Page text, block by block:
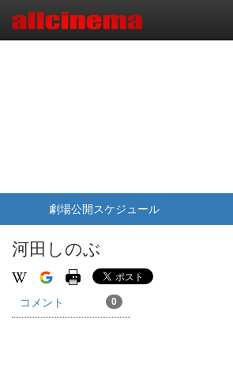
劇場公開スケジュール
河田しのぶ
コメント 0